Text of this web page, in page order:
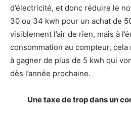
d’électricité, et donc réduire le
30 ou 34 kwh pour un achat de
visiblement l’air de rien, mais à
consommation au compteur,
à gagner de plus de 5 kwh qui
dès l’année prochaine.
Une taxe de trop dans un